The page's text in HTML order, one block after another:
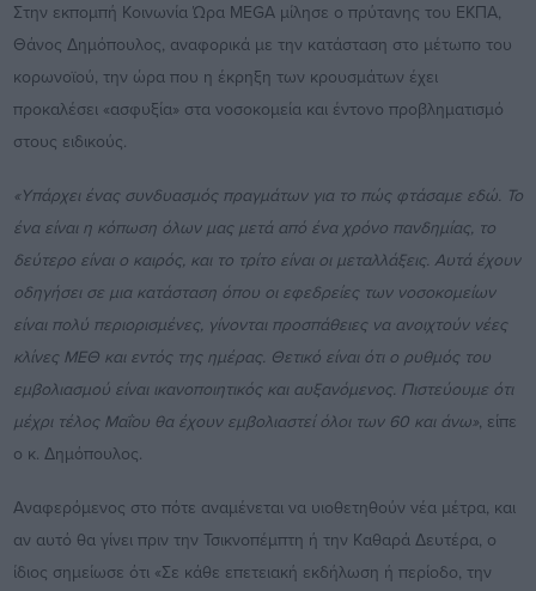
Στην εκπομπή Κοινωνία Ώρα MEGA μίλησε ο πρύτανης του ΕΚΠΑ,
Θάνος Δημόπουλος, αναφορικά με την κατάσταση στο μέτωπο του
κορωνοϊού, την ώρα που η έκρηξη των κρουσμάτων έχει
προκαλέσει «ασφυξία» στα νοσοκομεία και έντονο προβληματισμό
στους ειδικούς.
«Υπάρχει ένας συνδυασμός πραγμάτων για το πώς φτάσαμε εδώ. Το
ένα είναι η κόπωση όλων μας μετά από ένα χρόνο πανδημίας, το
δεύτερο είναι ο καιρός, και το τρίτο είναι οι μεταλλάξεις. Αυτά έχουν
οδηγήσει σε μια κατάσταση όπου οι εφεδρείες των νοσοκομείων
είναι πολύ περιορισμένες, γίνονται προσπάθειες να ανοιχτούν νέες
κλίνες ΜΕΘ και εντός της ημέρας. Θετικό είναι ότι ο ρυθμός του
εμβολιασμού είναι ικανοποιητικός και αυξανόμενος. Πιστεύουμε ότι
μέχρι τέλος Μαΐου θα έχουν εμβολιαστεί όλοι των 60 και άνω», είπε
ο κ. Δημόπουλος.
Αναφερόμενος στο πότε αναμένεται να υιοθετηθούν νέα μέτρα, και
αν αυτό θα γίνει πριν την Τσικνοπέμπτη ή την Καθαρά Δευτέρα, ο
ίδιος σημείωσε ότι «Σε κάθε επετειακή εκδήλωση ή περίοδο, την